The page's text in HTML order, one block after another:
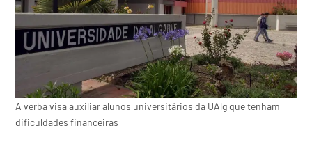
A verba visa auxiliar alunos universitários da UAlg que tenham
dificuldades financeiras